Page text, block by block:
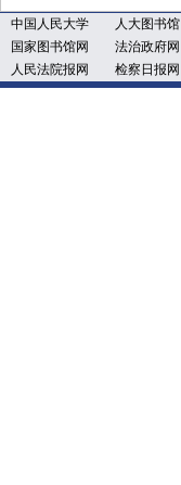
中国人民大学 人大图书馆
国家图书馆网
法治政府网
人民法院报网
检察日报网